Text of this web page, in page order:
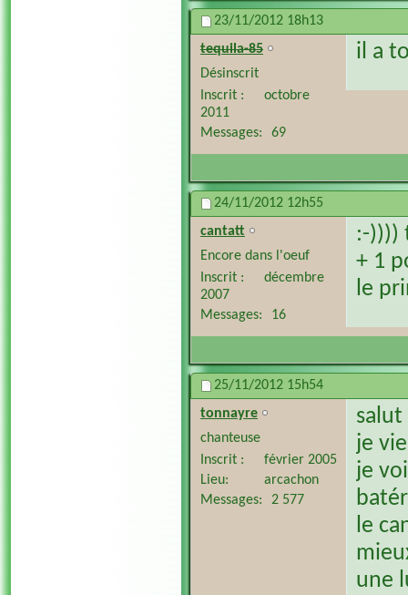
23/11/2012 18h13
tequila-85
Désinscrit
Inscrit
octobre
2011
Messages
69
il a
24/11/2012 12h55
cantatt
Encore dans l'oeuf
Inscrit
décembre
2007
Messages
16
:-))))
+ 1
le
25/11/2012 15h54
tonnayre
chanteuse
Inscrit
février 2005
Lieu
arcachon
Messages
2 577
salut
je
je
le
une